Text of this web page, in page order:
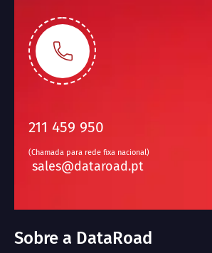
211 459 950
(Chamada para rede fixa nacional)
sales@dataroad.pt
Sobre a DataRoad